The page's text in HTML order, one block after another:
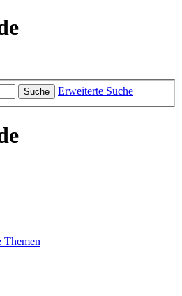
Suche Erweiterte Suche
Themen